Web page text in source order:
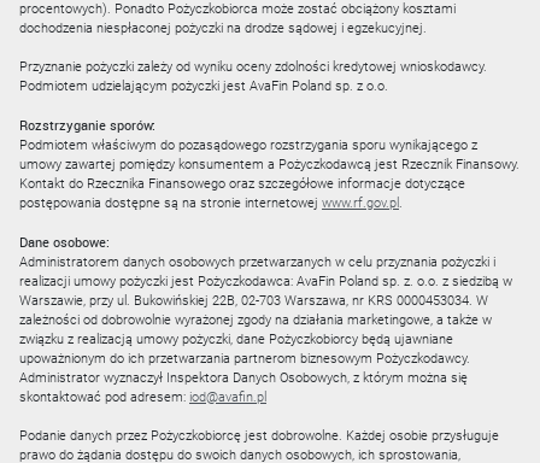
procentowych). Ponadto Pożyczkobiorca może zostać obciążony kosztami
dochodzenia niespłaconej pożyczki na drodze sądowej i egzekucyjnej.
Przyznanie pożyczki zależy od wyniku oceny zdolności kredytowej wnioskodawcy.
Podmiotem udzielającym pożyczki jest AvaFin Poland sp. z o.o.
Rozstrzyganie sporów:
Podmiotem właściwym do pozasądowego rozstrzygania sporu wynikającego z
umowy zawartej pomiędzy konsumentem a Pożyczkodawcą jest Rzecznik Finansowy.
Kontakt do Rzecznika Finansowego oraz szczegółowe informacje dotyczące
postępowania dostępne są na stronie internetowej www.rf.gov.pl.
Dane osobowe:
Administratorem danych osobowych przetwarzanych w celu przyznania pożyczki i
realizacji umowy pożyczki jest Pożyczkodawca: AvaFin Poland sp. z. o.o. z siedzibą w
Warszawie, przy ul. Bukowińskiej 22B, 02-703 Warszawa, nr KRS 0000453034. W
zależności od dobrowolnie wyrażonej zgody na działania marketingowe, a także w
związku z realizacją umowy pożyczki, dane Pożyczkobiorcy będą ujawniane
upoważnionym do ich przetwarzania partnerom biznesowym Pożyczkodawcy.
Administrator wyznaczył Inspektora Danych Osobowych, z którym można się
skontaktować pod adresem: iod@avafin.pl
Podanie danych przez Pożyczkobiorcę jest dobrowolne. Każdej osobie przysługuje
prawo do żądania dostępu do swoich danych osobowych, ich sprostowania,